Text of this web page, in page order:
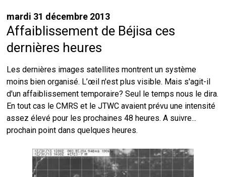
mardi 31 décembre 2013
Affaiblissement de Béjisa ces
dernières heures
Les dernières images satellites montrent un système
moins bien organisé. L’œil n'est plus visible. Mais s'agit-il
d'un affaiblissement temporaire? Seul le temps nous le dira.
En tout cas le CMRS et le JTWC avaient prévu une intensité
assez élevé pour les prochaines 48 heures. A suivre...
prochain point dans quelques heures.